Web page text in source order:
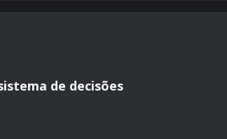
de decisões